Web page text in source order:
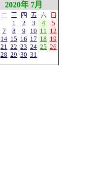
2020年 7月
二 三 四 五 六
日
1
2 3 4
5
7 8 9 10 11 12
14 15 16 17 18 19
21 22 23 24 25 26
28 29 30 31